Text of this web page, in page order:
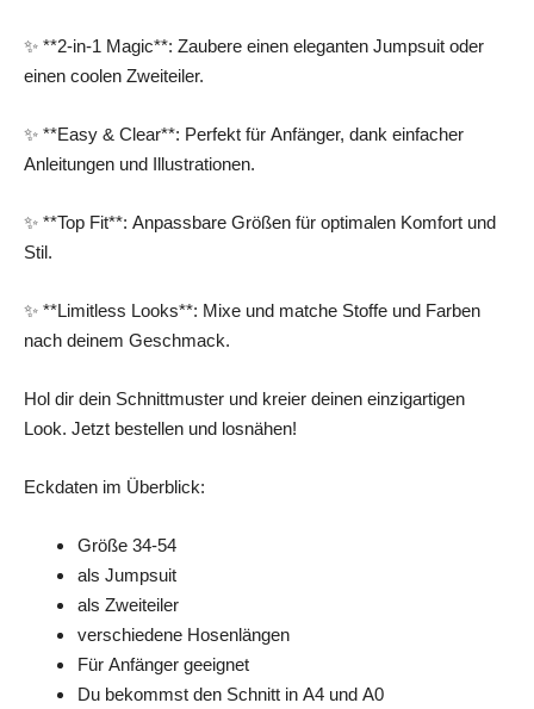
✨ **2-in-1 Magic**: Zaubere einen eleganten Jumpsuit oder
einen coolen Zweiteiler.
✨ **Easy & Clear**: Perfekt für Anfänger, dank einfacher
Anleitungen und Illustrationen.
✨ **Top Fit**: Anpassbare Größen für optimalen Komfort und
Stil.
✨ **Limitless Looks**: Mixe und matche Stoffe und Farben
nach deinem Geschmack.
Hol dir dein Schnittmuster und kreier deinen einzigartigen
Look. Jetzt bestellen und losnähen!
Eckdaten im Überblick:
Größe 34-54
als Jumpsuit
als Zweiteiler
verschiedene Hosenlängen
Für Anfänger geeignet
Du bekommst den Schnitt in A4 und A0